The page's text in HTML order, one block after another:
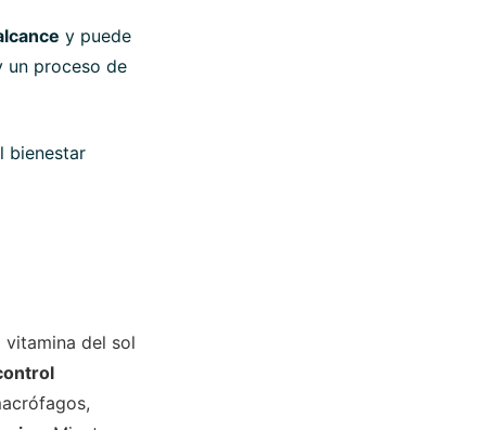
y puede
un proceso de
bienestar
vitamina del sol